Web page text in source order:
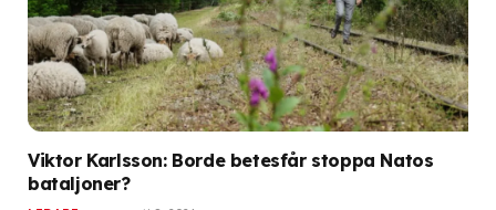
Viktor Karlsson: Borde betesfår stoppa Natos
bataljoner?